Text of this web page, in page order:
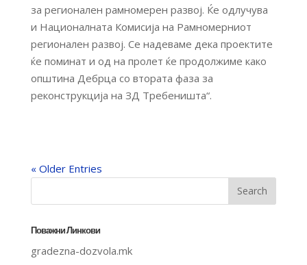
за регионален рамномерен развој. Ќе одлучува
и Националната Комисија на Рамномерниот
регионален развој. Се надеваме дека проектите
ќе поминат и од на пролет ќе продолжиме како
општина Дебрца со втората фаза за
реконструкција на ЗД Требеништа“.
« Older Entries
Поважни Линкови
gradezna-dozvola.mk